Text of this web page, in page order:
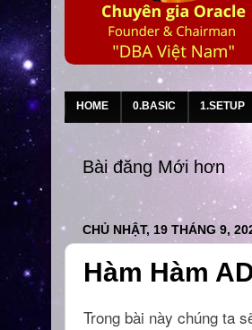
HOME 0.BASIC 1.SETUP
Bài đăng Mới hơn
CHỦ NHẬT, 19 THÁNG 9,
Hàm Hàm
Trong bài này chúng ta